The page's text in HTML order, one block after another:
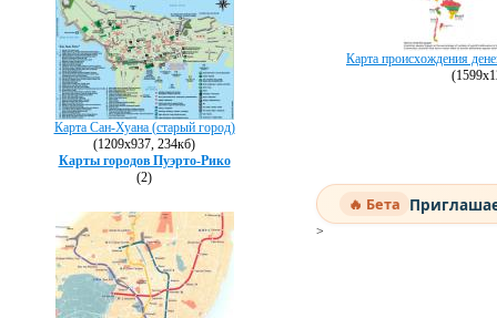
Карта Сан-Хуана (старый город)
(1209х937, 234кб)
Карты городов Пуэрто-Рико
(2)
Карта происхождения
🔥 Бета
>